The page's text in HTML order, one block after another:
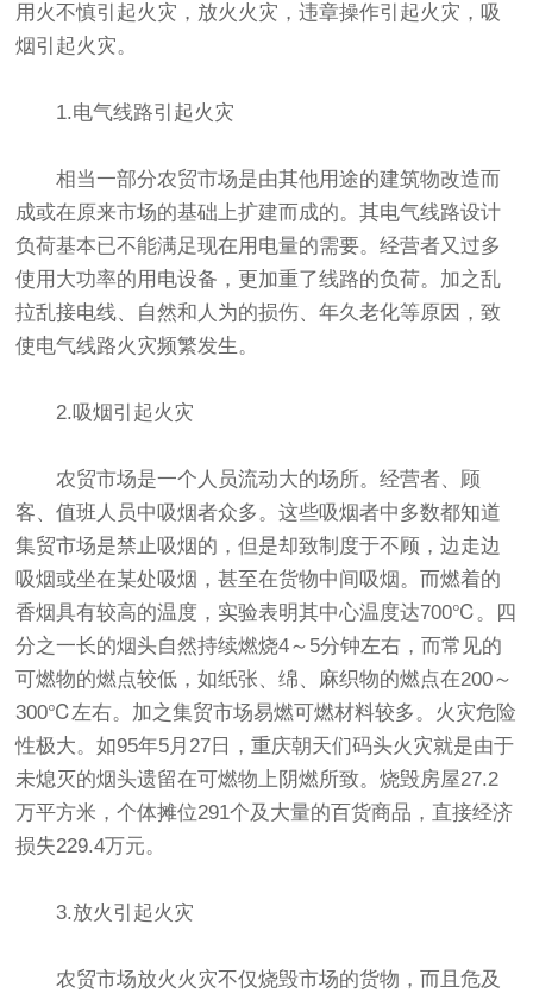
用火不慎引起火灾，放火火灾，违章操作引起火灾，吸
烟引起火灾。
1.电气线路引起火灾
相当一部分农贸市场是由其他用途的建筑物改造而
成或在原来市场的基础上扩建而成的。其电气线路设计
负荷基本已不能满足现在用电量的需要。经营者又过多
使用大功率的用电设备，更加重了线路的负荷。加之乱
拉乱接电线、自然和人为的损伤、年久老化等原因，致
使电气线路火灾频繁发生。
2.吸烟引起火灾
农贸市场是一个人员流动大的场所。经营者、顾
客、值班人员中吸烟者众多。这些吸烟者中多数都知道
集贸市场是禁止吸烟的，但是却致制度于不顾，边走边
吸烟或坐在某处吸烟，甚至在货物中间吸烟。而燃着的
香烟具有较高的温度，实验表明其中心温度达700℃。四
分之一长的烟头自然持续燃烧4～5分钟左右，而常见的
可燃物的燃点较低，如纸张、绵、麻织物的燃点在200～
300℃左右。加之集贸市场易燃可燃材料较多。火灾危险
性极大。如95年5月27日，重庆朝天们码头火灾就是由于
未熄灭的烟头遗留在可燃物上阴燃所致。烧毁房屋27.2
万平方米，个体摊位291个及大量的百货商品，直接经济
损失229.4万元。
3.放火引起火灾
农贸市场放火火灾不仅烧毁市场的货物，而且危及